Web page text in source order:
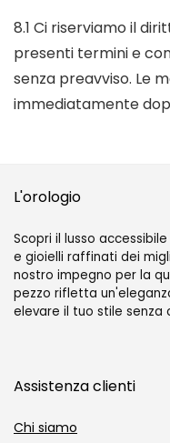
8.1 Ci riserviamo il
presenti termini e
senza preavviso. Le
immediatamente
L'orologio
Scopri il lusso
e gioielli raffinati dei
nostro impegno per la
pezzo rifletta
elevare il tuo stile senza
Assistenza clienti
Chi siamo